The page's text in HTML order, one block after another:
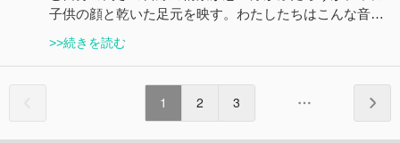
子供の顔と乾いた足元を映す。わたしたちはこんな音…
>>続きを読む
1 2 3